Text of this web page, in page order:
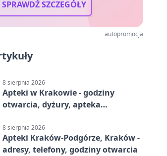
SPRAWDŹ SZCZEGÓŁY
autopromocja
8 sierpnia 2026
Apteki w Krakowie - godziny
otwarcia, dyżury, apteka
8 sierpnia 2026
Apteki Kraków-Podgórze, Kraków -
adresy, telefony, godziny otwarcia